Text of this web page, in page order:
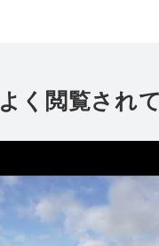
く閲覧され